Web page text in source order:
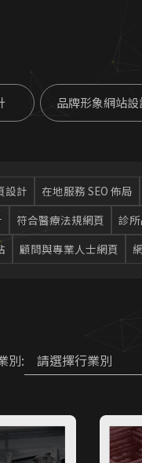
品牌形象網站設
設計 在地服務 SEO 佈局
符合醫療法規網頁 診
顧問與專業人士網頁
別: 請選擇行業別